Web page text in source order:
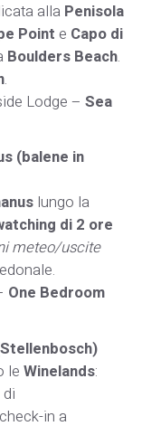
alla Penisola
Point e Capo di
Boulders Beach.
.
Lodge –Sea
(balene in
lungo la
di 2 ore
meteo/uscite
One Bedroom
leWinelands:
in a